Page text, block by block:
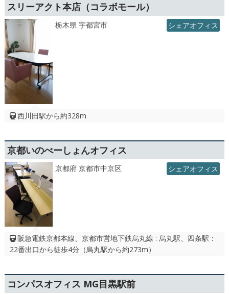
スリーアクト本店（コラボモール）
栃木県 宇都宮市 シェアオフィス
西川田駅から約328m
京都いのべーしょんオフィス
京都府 京都市中京区 シェアオフィス
阪急電鉄京都本線、京都市営地下鉄烏丸線 : 烏丸駅、四条駅：
22番出口から徒歩4分（烏丸駅から約273m）
コンパスオフィス MG目黒駅前